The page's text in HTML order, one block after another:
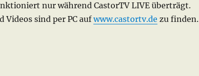
nur während CastorTV LIVE überträgt.
Videos sind per PC aufwww.castortv.de zu finden.